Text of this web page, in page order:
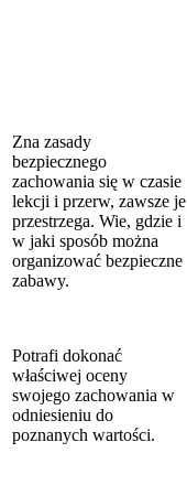
Zna zasady
bezpiecznego
zachowania się w czasie
lekcji i przerw, zawsze je
przestrzega. Wie, gdzie i
w jaki sposób można
organizować bezpieczne
zabawy.
Potrafi dokonać
właściwej oceny
swojego zachowania w
odniesieniu do
poznanych wartości.